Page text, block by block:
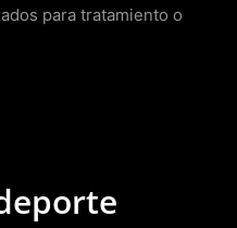
para tratamiento o